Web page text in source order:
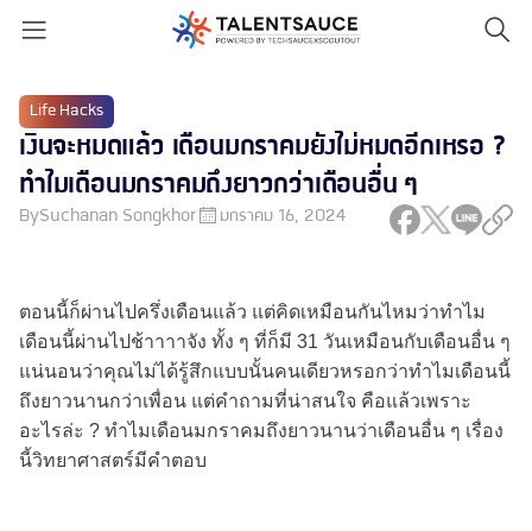
Life Hacks
เงินจะหมดแล้ว เดือนมกราคมยังไม่หมดอีกเหรอ ?
ทำไมเดือนมกราคมถึงยาวกว่าเดือนอื่น ๆ
BySuchanan Songkhor มกราคม 16, 2024
ตอนนี้ก็ผ่านไปครึ่งเดือนแล้ว แต่คิดเหมือนกันไหมว่าทำไม
เดือนนี้ผ่านไปช้าาาาจัง ทั้ง ๆ ที่ก็มี 31 วันเหมือนกับเดือนอื่น ๆ
แน่นอนว่าคุณไม่ได้รู้สึกแบบนั้นคนเดียวหรอกว่าทำไมเดือนนี้
ถึงยาวนานกว่าเพื่อน แต่คำถามที่น่าสนใจ คือแล้วเพราะ
อะไรล่ะ ? ทำไมเดือนมกราคมถึงยาวนานว่าเดือนอื่น ๆ เรื่อง
นี้วิทยาศาสตร์มีคำตอบ